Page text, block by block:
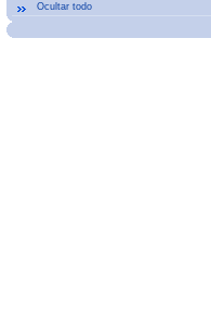
Ocultar todo